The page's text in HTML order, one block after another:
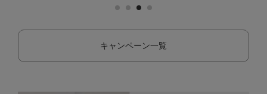
キャンペーン一覧